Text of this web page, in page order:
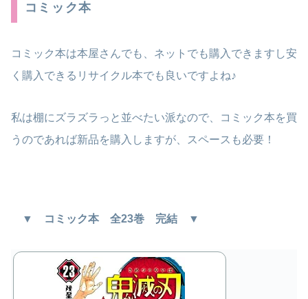
コミック本
コミック本は本屋さんでも、ネットでも購入できますし安
く購入できるリサイクル本でも良いですよね♪
私は棚にズラズラっと並べたい派なので、コミック本を買
うのであれば新品を購入しますが、スペースも必要！
▼ コミック本 全23巻 完結 ▼